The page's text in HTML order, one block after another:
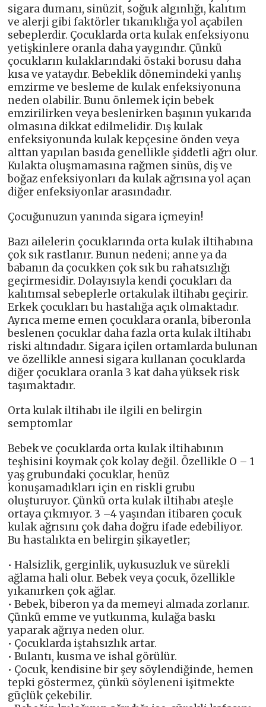
sigara dumanı, sinüzit, soğuk algınlığı, kalıtım
ve alerji gibi faktörler tıkanıklığa yol açabilen
sebeplerdir. Çocuklarda orta kulak enfeksiyonu
yetişkinlere oranla daha yaygındır. Çünkü
çocukların kulaklarındaki östaki borusu daha
kısa ve yataydır. Bebeklik dönemindeki yanlış
emzirme ve besleme de kulak enfeksiyonuna
neden olabilir. Bunu önlemek için bebek
emzirilirken veya beslenirken başının yukarıda
olmasına dikkat edilmelidir. Dış kulak
enfeksiyonunda kulak kepçesine önden veya
alttan yapılan basıda genellikle şiddetli ağrı olur.
Kulakta oluşmamasına rağmen sinüs, diş ve
boğaz enfeksiyonları da kulak ağrısına yol açan
diğer enfeksiyonlar arasındadır.
Çocuğunuzun yanında sigara içmeyin!
Bazı ailelerin çocuklarında orta kulak iltihabına
çok sık rastlanır. Bunun nedeni; anne ya da
babanın da çocukken çok sık bu rahatsızlığı
geçirmesidir. Dolayısıyla kendi çocukları da
kalıtımsal sebeplerle ortakulak iltihabı geçirir.
Erkek çocukları bu hastalığa açık olmaktadır.
Ayrıca meme emen çocuklara oranla, biberonla
beslenen çocuklar daha fazla orta kulak iltihabı
riski altındadır. Sigara içilen ortamlarda bulunan
ve özellikle annesi sigara kullanan çocuklarda
diğer çocuklara oranla 3 kat daha yüksek risk
taşımaktadır.
Orta kulak iltihabı ile ilgili en belirgin
semptomlar
Bebek ve çocuklarda orta kulak iltihabının
teşhisini koymak çok kolay değil. Özellikle O – 1
yaş grubundaki çocuklar, henüz
konuşamadıkları için en riskli grubu
oluşturuyor. Çünkü orta kulak iltihabı ateşle
ortaya çıkmıyor. 3 –4 yaşından itibaren çocuk
kulak ağrısını çok daha doğru ifade edebiliyor.
Bu hastalıkta en belirgin şikayetler;
• Halsizlik, gerginlik, uykusuzluk ve sürekli
ağlama hali olur. Bebek veya çocuk, özellikle
yıkanırken çok ağlar.
• Bebek, biberon ya da memeyi almada zorlanır.
Çünkü emme ve yutkunma, kulağa baskı
yaparak ağrıya neden olur.
• Çocuklarda iştahsızlık artar.
• Bulantı, kusma ve ishal görülür.
• Çocuk, kendisine bir şey söylendiğinde, hemen
tepki göstermez, çünkü söyleneni işitmekte
güçlük çekebilir.